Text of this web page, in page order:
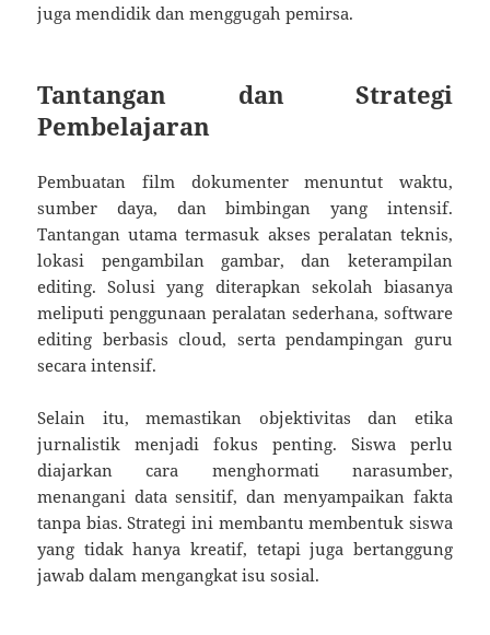
juga mendidik dan menggugah pemirsa.
Tantangan dan Strategi
Pembelajaran
Pembuatan film dokumenter menuntut waktu,
sumber daya, dan bimbingan yang intensif.
Tantangan utama termasuk akses peralatan teknis,
lokasi pengambilan gambar, dan keterampilan
editing. Solusi yang diterapkan sekolah biasanya
meliputi penggunaan peralatan sederhana, software
editing berbasis cloud, serta pendampingan guru
secara intensif.
Selain itu, memastikan objektivitas dan etika
jurnalistik menjadi fokus penting. Siswa perlu
diajarkan cara menghormati narasumber,
menangani data sensitif, dan menyampaikan fakta
tanpa bias. Strategi ini membantu membentuk siswa
yang tidak hanya kreatif, tetapi juga bertanggung
jawab dalam mengangkat isu sosial.